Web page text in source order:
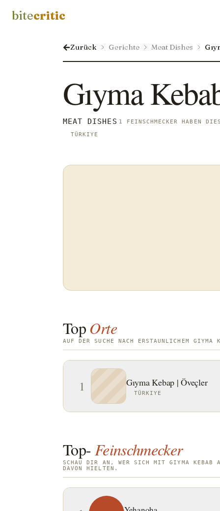
bitecritic
Zurück Gerichte Meat Dishes
Gıyma
MEAT DISHES 1 FEINSCHMECKER HABEN
TÜRKIYE
Top Orte
AUF DER SUCHE NACH ERSTAUNLICHEM
1 Gıyma Kebap | Öveçler
TÜRKIYE
Top-Feinschmecker
SCHAU DIR AN, WER SICH MIT GIYMA KEBAB
DAVON HIELTEN.